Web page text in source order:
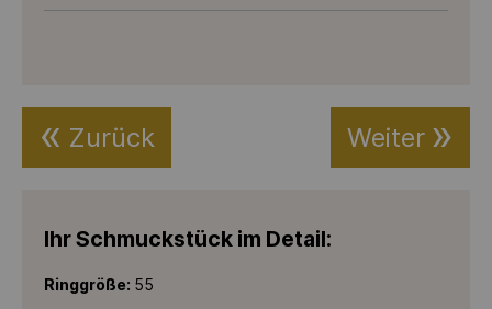
Zurück Weiter
Ihr Schmuckstück im Detail:
Ringgröße: 55